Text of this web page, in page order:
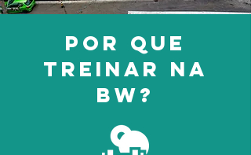
Por que
treinar na
BW?